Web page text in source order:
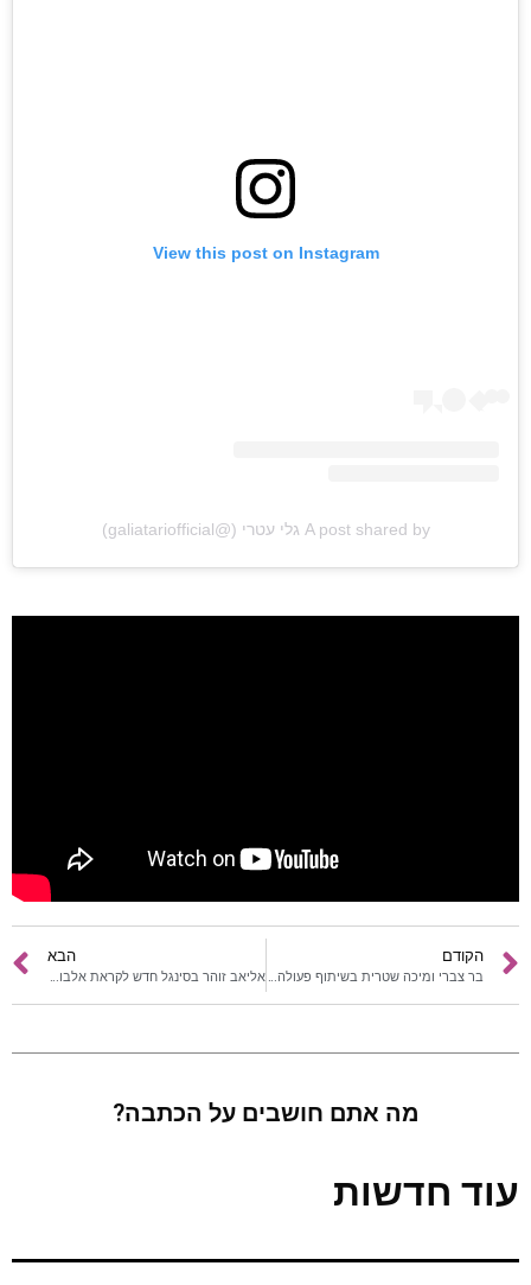
View this post on Instagram
A post shared by גלי עטרי (@galiatariofficial)
הקודם הבא
מה אתם חושבים על הכתבה?
עוד חדשות